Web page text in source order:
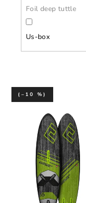
Foil deep tuttle
Us-box
(–10 %)